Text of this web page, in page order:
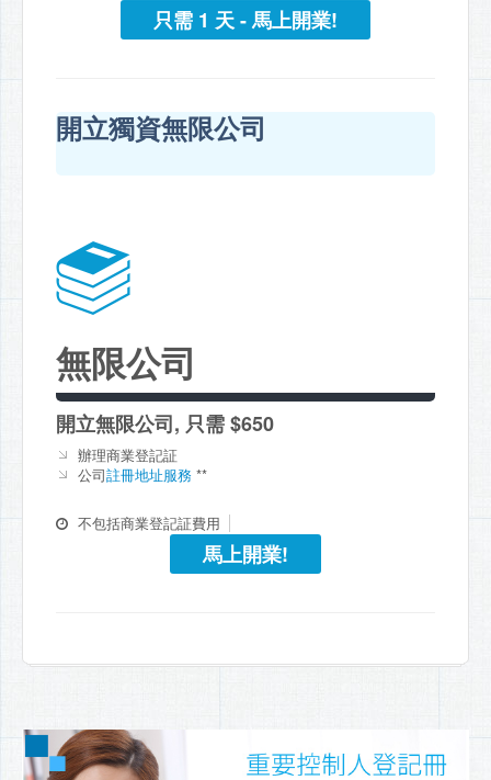
只需 1 天 - 馬上開業!
開立獨資無限公司
無限公司
開立無限公司, 只需 $650
辦理商業登記証
公司註冊地址服務 **
不包括商業登記証費用
馬上開業!